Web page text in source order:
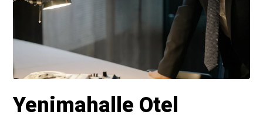
Yenimahalle Otel